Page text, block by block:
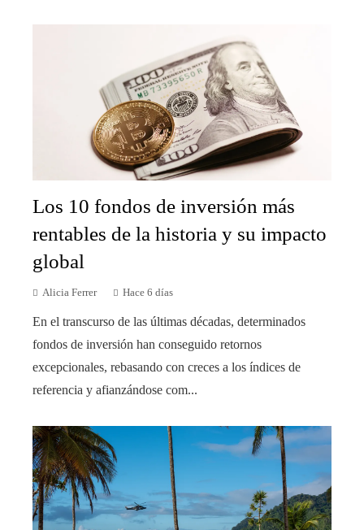
Los 10 fondos de inversión más
rentables de la historia y su impacto
global
Alicia Ferrer Hace 6 días
En el transcurso de las últimas décadas, determinados
fondos de inversión han conseguido retornos
excepcionales, rebasando con creces a los índices de
referencia y afianzándose com...